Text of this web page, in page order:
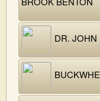
DR. JOHN